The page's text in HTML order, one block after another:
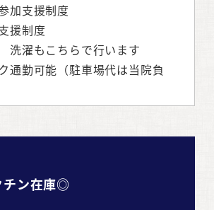
加支援制度
援制度
濯もこちらで行います
通勤可能（駐車場代は当院負
チン在庫◎